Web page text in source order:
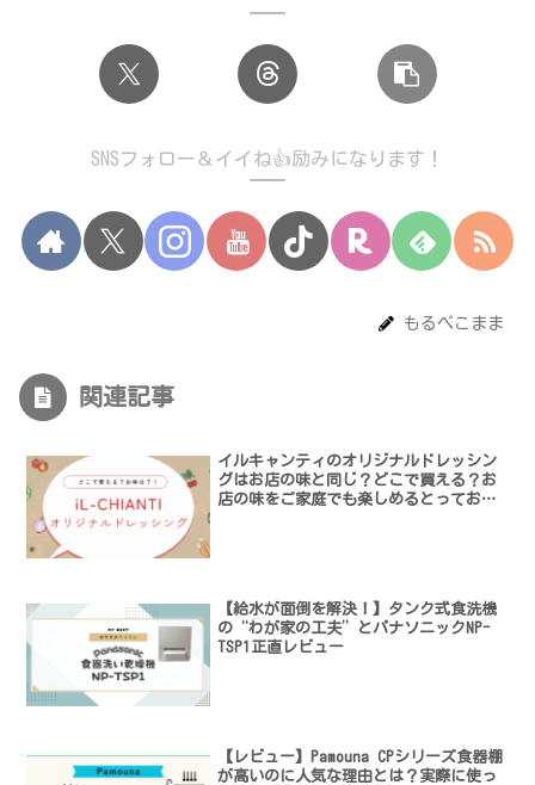
SNSフォロー＆イイね👍励みになります！
もるぺこまま
関連記事
イルキャンティのオリジナルドレッシン
グはお店の味と同じ？どこで買える？お
店の味をご家庭でも楽しめるとっておき
【給水が面倒を解決！】タンク式食洗機
の“わが家の工夫”とパナソニックNP-
TSP1正直レビュー
【レビュー】Pamouna CPシリーズ食器棚
が高いのに人気な理由とは？実際に使っ